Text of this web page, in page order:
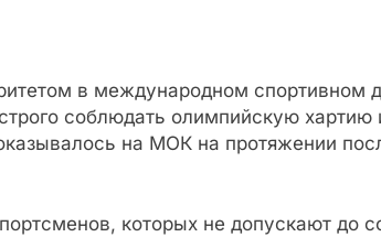
в международном спортивном
соблюдать олимпийскую хартию
на МОК на протяжении
которых не допускают до